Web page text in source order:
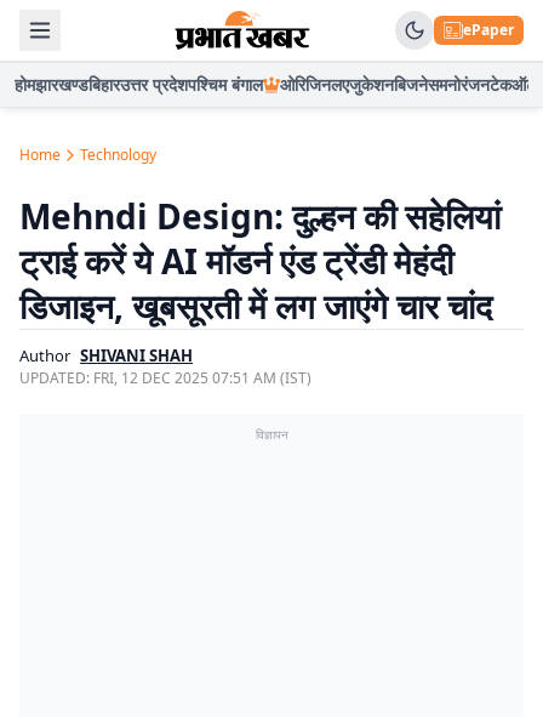
ePaper
होमझारखण्डबिहारउत्तर प्रदेशपश्चिम बंगाल ओरिजिनलएजुकेशनबिजनेसमनोरंजनटेकऑटो
Home Technology
Mehndi Design: दुल्हन की सहेलियां
ट्राई करें ये AI मॉडर्न एंड ट्रेंडी मेहंदी
डिजाइन, खूबसूरती में लग जाएंगे चार चांद
Author SHIVANI SHAH
UPDATED: FRI, 12 DEC 2025 07:51 AM (IST)
विज्ञापन